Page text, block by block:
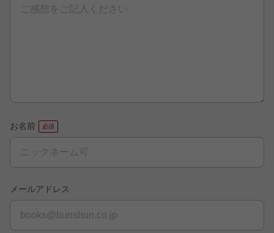
お名前
メールアドレス